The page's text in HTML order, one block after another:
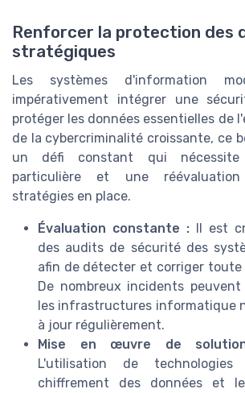
Renforcer la protection des
stratégiques
Les systèmes d'information
impérativement intégrer une
protéger les données essentielles de
de la cybercriminalité croissante, ce
un défi constant qui
particulière et une
stratégies en place.
Évaluation constante : Il est
des audits de sécurité des
afin de détecter et corriger
De nombreux incidents
les infrastructures informatique
à jour régulièrement.
Mise en œuvre de
L'utilisation de
chiffrement des données et